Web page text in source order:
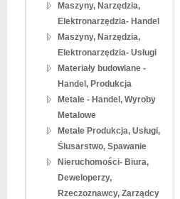
Maszyny, Narzędzia,
Elektronarzędzia- Handel
Maszyny, Narzędzia,
Elektronarzędzia- Usługi
Materiały budowlane -
Handel, Produkcja
Metale - Handel, Wyroby
Metalowe
Metale Produkcja, Usługi,
Ślusarstwo, Spawanie
Nieruchomości- Biura,
Deweloperzy,
Rzeczoznawcy, Zarządcy